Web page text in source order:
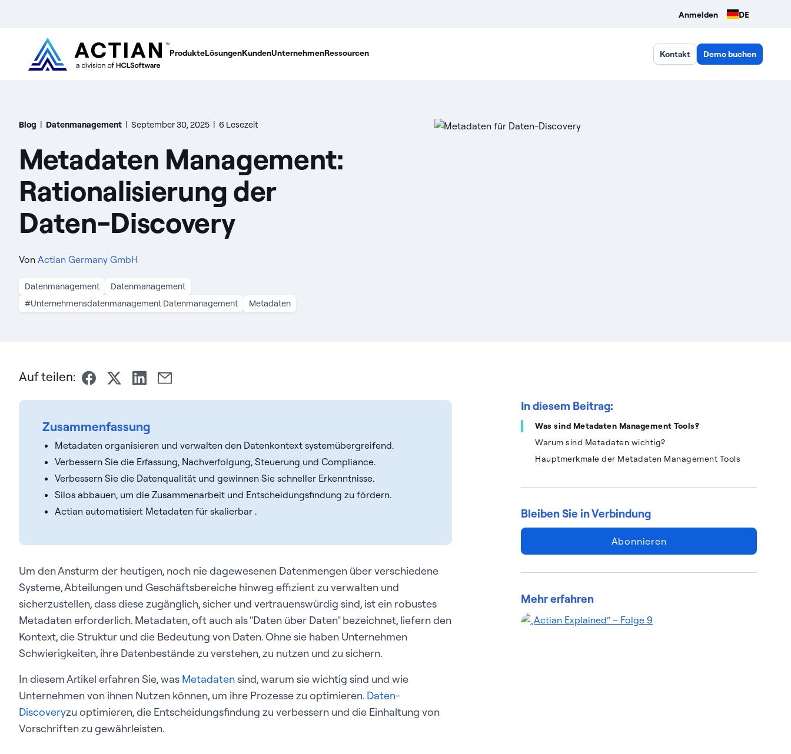
Anmelden DE
ProdukteLösungenKundenUnternehmenRessourcen Kontakt Demo buchen
Blog | Datenmanagement | September 30, 2025 | 6 Lesezeit
Metadaten Management:
Rationalisierung der
Daten-Discovery
Von Actian Germany GmbH
Datenmanagement
Datenmanagement
#Unternehmensdatenmanagement Datenmanagement
Metadaten
Auf teilen:
Zusammenfassung
Metadaten organisieren und verwalten den Datenkontext systemübergreifend.
Verbessern Sie die Erfassung, Nachverfolgung, Steuerung und Compliance.
Verbessern Sie die Datenqualität und gewinnen Sie schneller Erkenntnisse.
Silos abbauen, um die Zusammenarbeit und Entscheidungsfindung zu fördern.
Actian automatisiert Metadaten für skalierbar .
Um den Ansturm der heutigen, noch nie dagewesenen Datenmengen über verschiedene
Systeme, Abteilungen und Geschäftsbereiche hinweg effizient zu verwalten und
sicherzustellen, dass diese zugänglich, sicher und vertrauenswürdig sind, ist ein robustes
Metadaten erforderlich. Metadaten, oft auch als "Daten über Daten" bezeichnet, liefern den
Kontext, die Struktur und die Bedeutung von Daten. Ohne sie haben Unternehmen
Schwierigkeiten, ihre Datenbestände zu verstehen, zu nutzen und zu sichern.
In diesem Artikel erfahren Sie, was Metadatensind, warum sie wichtig sind und wie
Unternehmen von ihnen Nutzen können, um ihre Prozesse zu optimieren. Daten-
Discoveryzu optimieren, die Entscheidungsfindung zu verbessern und die Einhaltung von
Vorschriften zu gewährleisten.
In diesem Beitrag:
Was sind Metadaten Management Tools?
Warum sind Metadaten wichtig?
Hauptmerkmale der Metadaten Management Tools
Bleiben Sie in Verbindung
Abonnieren
Mehr erfahren